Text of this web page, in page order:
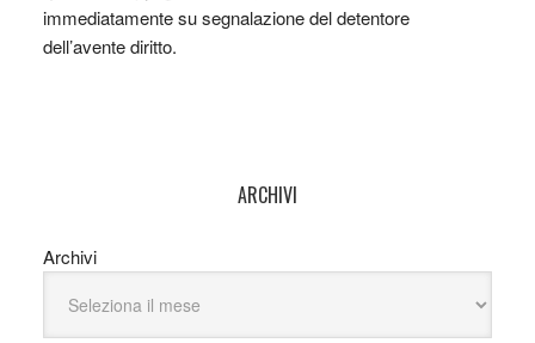
immediatamente su segnalazione del detentore
dell’avente diritto.
ARCHIVI
Archivi